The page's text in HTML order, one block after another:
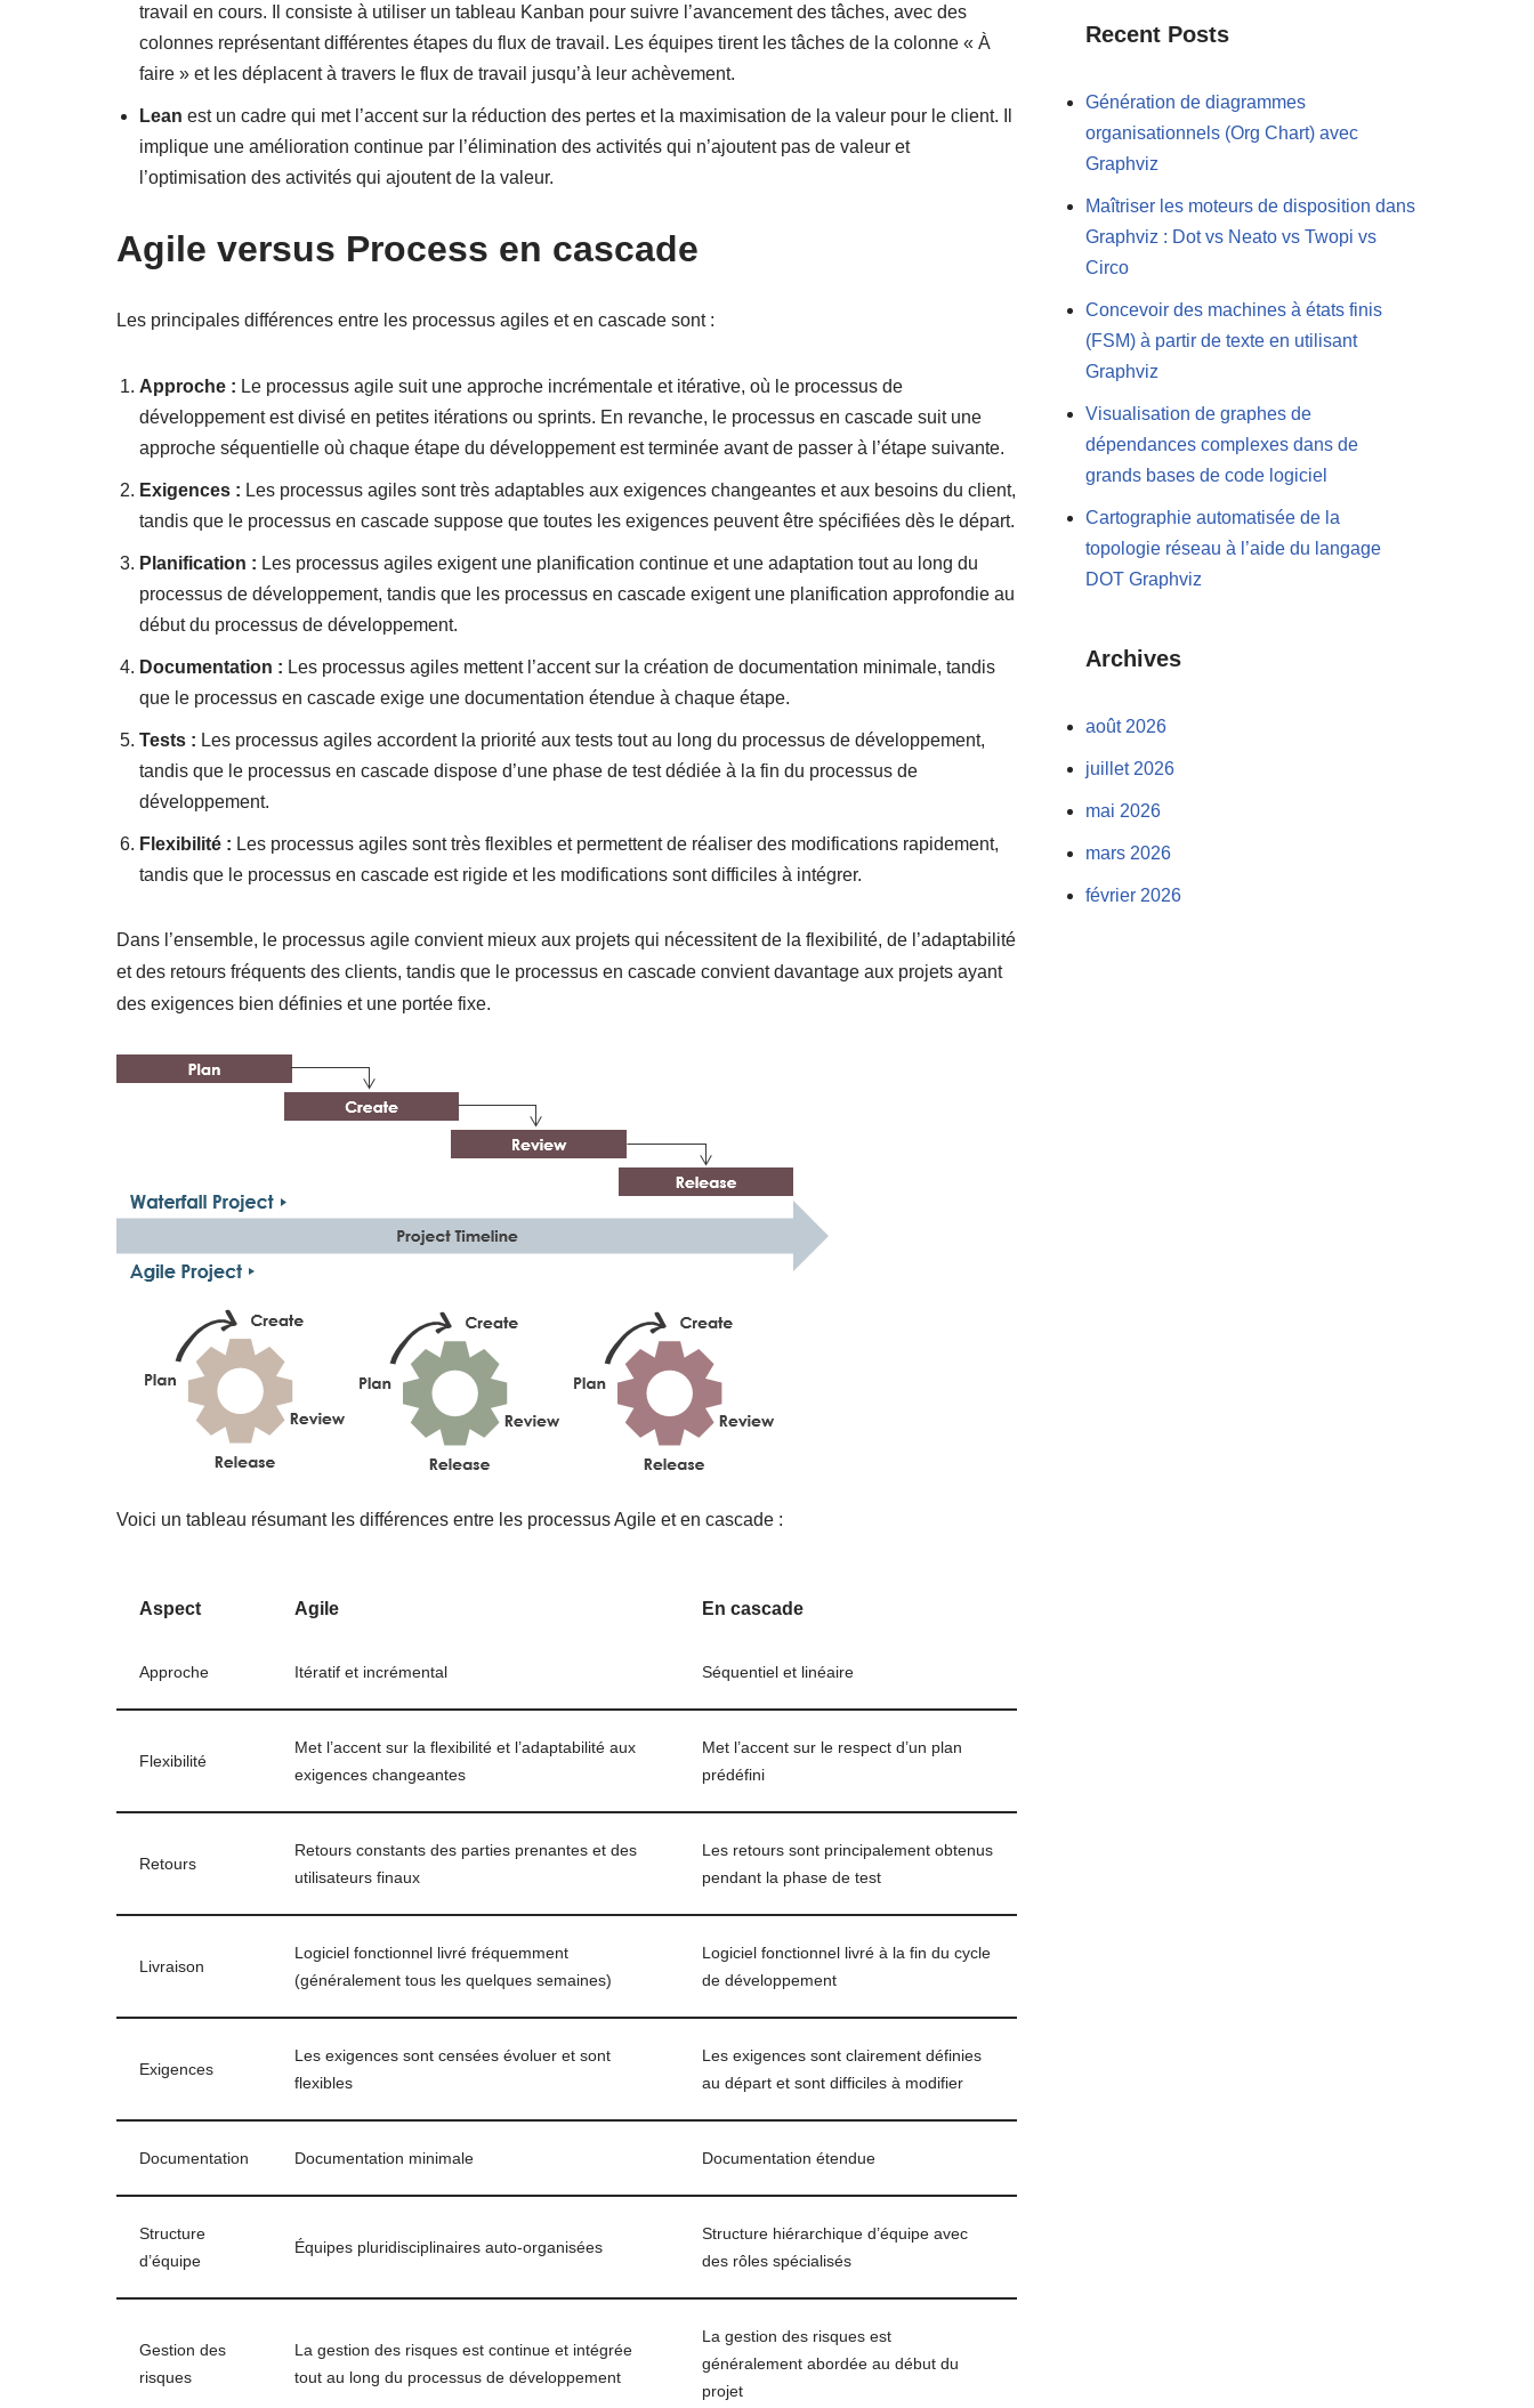
travail en cours. Il consiste à utiliser un tableau Kanban pour suivre l’avancement des tâches, avec des
colonnes représentant différentes étapes du flux de travail. Les équipes tirent les tâches de la colonne « À
faire » et les déplacent à travers le flux de travail jusqu’à leur achèvement.
Lean est un cadre qui met l’accent sur la réduction des pertes et la maximisation de la valeur pour le client. Il
implique une amélioration continue par l’élimination des activités qui n’ajoutent pas de valeur et
l’optimisation des activités qui ajoutent de la valeur.
Agile versus Process en cascade
Les principales différences entre les processus agiles et en cascade sont :
Approche : Le processus agile suit une approche incrémentale et itérative, où le processus de
développement est divisé en petites itérations ou sprints. En revanche, le processus en cascade suit une
approche séquentielle où chaque étape du développement est terminée avant de passer à l’étape suivante.
Exigences : Les processus agiles sont très adaptables aux exigences changeantes et aux besoins du client,
tandis que le processus en cascade suppose que toutes les exigences peuvent être spécifiées dès le départ.
Planification : Les processus agiles exigent une planification continue et une adaptation tout au long du
processus de développement, tandis que les processus en cascade exigent une planification approfondie au
début du processus de développement.
Documentation : Les processus agiles mettent l’accent sur la création de documentation minimale, tandis
que le processus en cascade exige une documentation étendue à chaque étape.
Tests : Les processus agiles accordent la priorité aux tests tout au long du processus de développement,
tandis que le processus en cascade dispose d’une phase de test dédiée à la fin du processus de
développement.
Flexibilité : Les processus agiles sont très flexibles et permettent de réaliser des modifications rapidement,
tandis que le processus en cascade est rigide et les modifications sont difficiles à intégrer.
Dans l’ensemble, le processus agile convient mieux aux projets qui nécessitent de la flexibilité, de l’adaptabilité
et des retours fréquents des clients, tandis que le processus en cascade convient davantage aux projets ayant
des exigences bien définies et une portée fixe.
Voici un tableau résumant les différences entre les processus Agile et en cascade :
Aspect Agile En cascade
Approche Itératif et incrémental Séquentiel et linéaire
Flexibilité
Met l’accent sur la flexibilité et l’adaptabilité aux
exigences changeantes
Met l’accent sur le respect d’un plan
prédéfini
Retours
Retours constants des parties prenantes et des
utilisateurs finaux
Les retours sont principalement obtenus
pendant la phase de test
Livraison
Logiciel fonctionnel livré fréquemment
(généralement tous les quelques semaines)
Logiciel fonctionnel livré à la fin du cycle
de développement
Exigences
Les exigences sont censées évoluer et sont
flexibles
Les exigences sont clairement définies
au départ et sont difficiles à modifier
Documentation Documentation minimale Documentation étendue
Structure
d’équipe
Équipes pluridisciplinaires auto-organisées
Structure hiérarchique d’équipe avec
des rôles spécialisés
Gestion des
risques
La gestion des risques est continue et intégrée
tout au long du processus de développement
La gestion des risques est
généralement abordée au début du
projet
Recent Posts
Génération de diagrammes
organisationnels (Org Chart) avec
Graphviz
Maîtriser les moteurs de disposition dans
Graphviz : Dot vs Neato vs Twopi vs
Circo
Concevoir des machines à états finis
(FSM) à partir de texte en utilisant
Graphviz
Visualisation de graphes de
dépendances complexes dans de
grands bases de code logiciel
Cartographie automatisée de la
topologie réseau à l’aide du langage
DOT Graphviz
Archives
août 2026
juillet 2026
mai 2026
mars 2026
février 2026